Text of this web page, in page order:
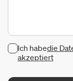
Ich habedie
akzeptiert